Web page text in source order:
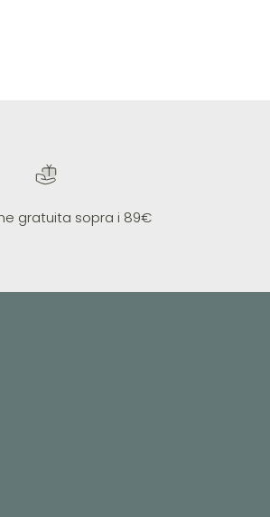
gratuita sopra i 89€